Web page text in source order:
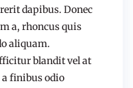
dapibus. Donec
a, rhoncus quis
aliquam.
blandit vel at
a finibus odio